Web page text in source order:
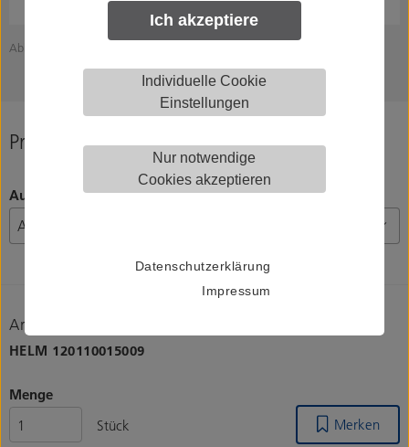
Ich akzeptiere
Individuelle Cookie
Einstellungen
Nur notwendige
Cookies akzeptieren
Datenschutzerklärung
Impressum
Abbildung zeigt HELM 120110015009
Produkt konfigurieren
Ausführung
Artikelnummer
HELM 120110015009
Menge
Stück
Merken